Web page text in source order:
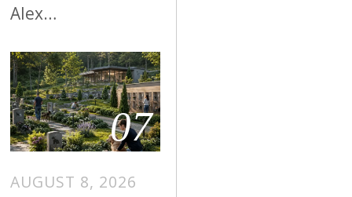
Alex…
07
AUGUST 8, 2026